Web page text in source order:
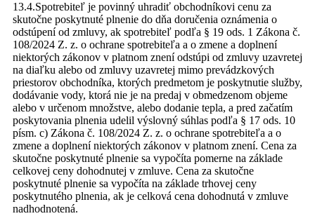
13.4.Spotrebiteľ je povinný uhradiť obchodníkovi cenu za
skutočne poskytnuté plnenie do dňa doručenia oznámenia o
odstúpení od zmluvy, ak spotrebiteľ podľa § 19 ods. 1 Zákona č.
108/2024 Z. z. o ochrane spotrebiteľa a o zmene a doplnení
niektorých zákonov v platnom znení odstúpi od zmluvy uzavretej
na diaľku alebo od zmluvy uzavretej mimo prevádzkových
priestorov obchodníka, ktorých predmetom je poskytnutie služby,
dodávanie vody, ktorá nie je na predaj v obmedzenom objeme
alebo v určenom množstve, alebo dodanie tepla, a pred začatím
poskytovania plnenia udelil výslovný súhlas podľa § 17 ods. 10
písm. c) Zákona č. 108/2024 Z. z. o ochrane spotrebiteľa a o
zmene a doplnení niektorých zákonov v platnom znení. Cena za
skutočne poskytnuté plnenie sa vypočíta pomerne na základe
celkovej ceny dohodnutej v zmluve. Cena za skutočne
poskytnuté plnenie sa vypočíta na základe trhovej ceny
poskytnutého plnenia, ak je celková cena dohodnutá v zmluve
nadhodnotená.